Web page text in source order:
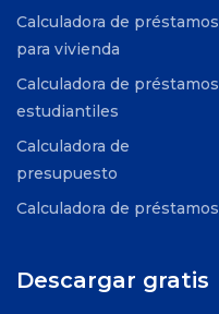
Calculadora de préstamos
para vivienda
Calculadora de préstamos
estudiantiles
Calculadora de
presupuesto
Calculadora de préstamos
Descargar gratis